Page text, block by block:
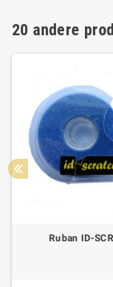
20 andere
Ruban ID-